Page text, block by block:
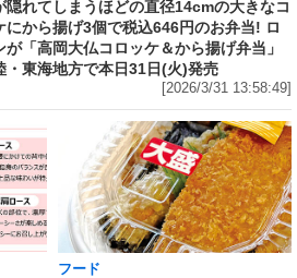
隠れてしまうほどの直径14cmの大きなコ
にから揚げ3個で税込646円のお弁当! ロ
が「高岡大仏コロッケ＆から揚げ弁当」
・東海地方で本日31日(火)発売
[2026/3/31 13:58:49]
フード